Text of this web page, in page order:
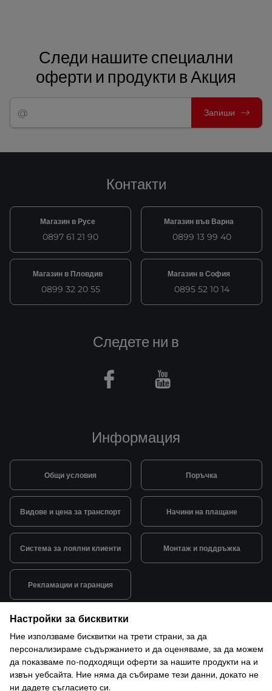
Следи нашите специални
оферти и продукти в Акция
Запиши
Контакти
Магазин в Русе
0897 61 21 90
Магазин във Варна
0899 13 99 40
Магазин в Пловдив
0899 32 20 55
Магазин в София
0895 52 10 14
Информация
Общи условия Поръчка
Видове и цена за транспорт Начини на плащане
Система за лоялни клиенти Монтаж и поддръжка
Рекламации и гаранция
Следете ни в
Facebook Youtube
© 2026 САКСО ООД Всички права запазени
Защита на лични данни
Открийте ни в ShopMania
Настройки за бисквитки
Ние използваме бисквитки на трети страни, за да
персонализираме съдържанието и да оценяваме, за да можем
да показваме по-подходящи оферти за нашите продукти на и
извън уебсайта. Ние няма да събираме тези данни, докато не
ни дадете съгласието си.